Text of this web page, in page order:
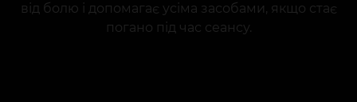
від болю і допомагає усіма засобами, якщо стає
погано під час сеансу.